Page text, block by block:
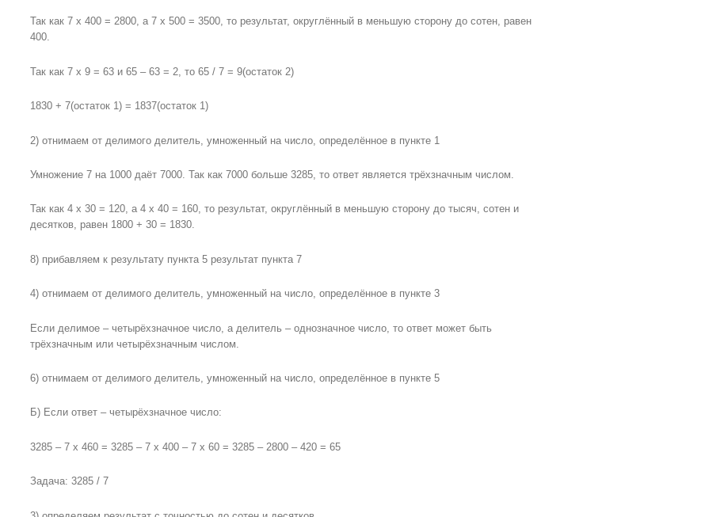
Так как 7 x 400 = 2800, а 7 x 500 = 3500, то результат, округлённый в меньшую сторону до сотен, равен
400.
Так как 7 x 9 = 63 и 65 – 63 = 2, то 65 / 7 = 9(остаток 2)
1830 + 7(остаток 1) = 1837(остаток 1)
2) отнимаем от делимого делитель, умноженный на число, определённое в пункте 1
Умножение 7 на 1000 даёт 7000. Так как 7000 больше 3285, то ответ является трёхзначным числом.
Так как 4 x 30 = 120, а 4 x 40 = 160, то результат, округлённый в меньшую сторону до тысяч, сотен и
десятков, равен 1800 + 30 = 1830.
8) прибавляем к результату пункта 5 результат пункта 7
4) отнимаем от делимого делитель, умноженный на число, определённое в пункте 3
Если делимое – четырёхзначное число, а делитель – однозначное число, то ответ может быть
трёхзначным или четырёхзначным числом.
6) отнимаем от делимого делитель, умноженный на число, определённое в пункте 5
Б) Если ответ – четырёхзначное число:
3285 – 7 x 460 = 3285 – 7 x 400 – 7 x 60 = 3285 – 2800 – 420 = 65
Задача: 3285 / 7